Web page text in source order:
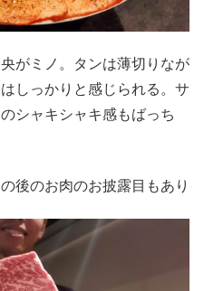
がミノ。タンは薄切りなが
しっかりと感じられる。サ
シャキシャキ感もばっち
後のお肉のお披露目もあり